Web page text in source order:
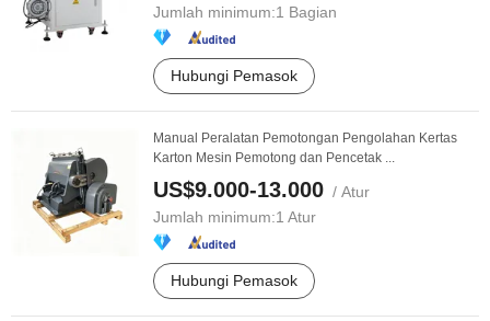
Jumlah minimum:1 Bagian
Hubungi Pemasok
Manual Peralatan Pemotongan Pengolahan Kertas
Karton Mesin Pemotong dan Pencetak ...
US$9.000-13.000 / Atur
Jumlah minimum:1 Atur
Hubungi Pemasok